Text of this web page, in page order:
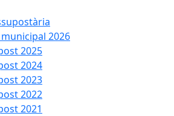
2026
2025
2024
2023
2022
2021